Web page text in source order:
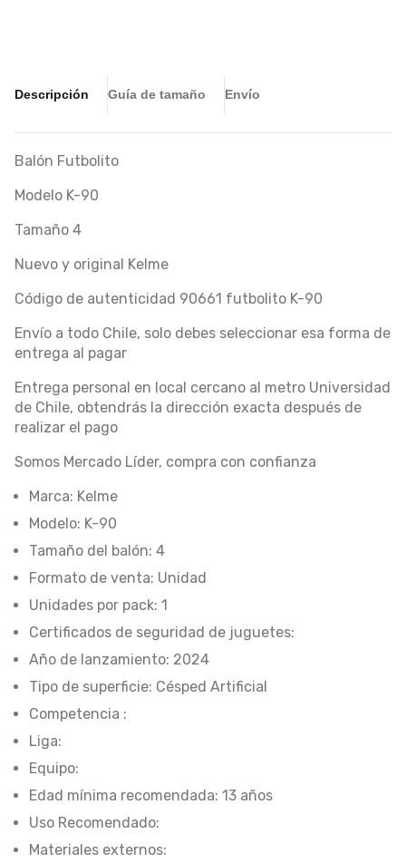
Descripción Guía de tamaño Envío
Balón Futbolito
Modelo K-90
Tamaño 4
Nuevo y original Kelme
Código de autenticidad 90661 futbolito K-90
Envío a todo Chile, solo debes seleccionar esa forma de
entrega al pagar
Entrega personal en local cercano al metro Universidad
de Chile, obtendrás la dirección exacta después de
realizar el pago
Somos Mercado Líder, compra con confianza
Marca: Kelme
Modelo: K-90
Tamaño del balón: 4
Formato de venta: Unidad
Unidades por pack: 1
Certificados de seguridad de juguetes:
Año de lanzamiento: 2024
Tipo de superficie: Césped Artificial
Competencia :
Liga:
Equipo:
Edad mínima recomendada: 13 años
Uso Recomendado:
Materiales externos: